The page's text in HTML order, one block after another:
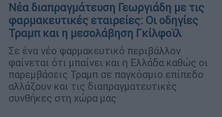
Νέα διαπραγμάτευση Γεωργιάδη με τις
φαρμακευτικές εταιρείες: Οι οδηγίες
Τραμπ και η μεσολάβηση Γκίλφοϊλ
Σε ένα νέο φαρμακευτικό περιβάλλον
φαίνεται ότι μπαίνει και η Ελλάδα καθώς οι
παρεμβάσεις Τραμπ σε παγκόσμιο επίπεδο
αλλάζουν και τις διαπραγματευτικές
συνθήκες στη χώρα μας